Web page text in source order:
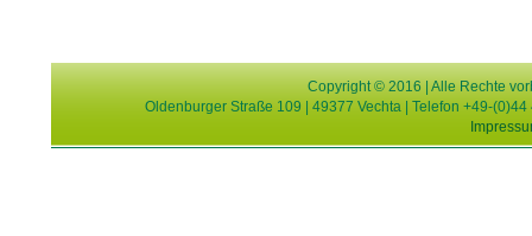
Copyright © 2016 | Alle Rechte
Oldenburger Straße 109 | 49377 Vechta | Telefon +49-